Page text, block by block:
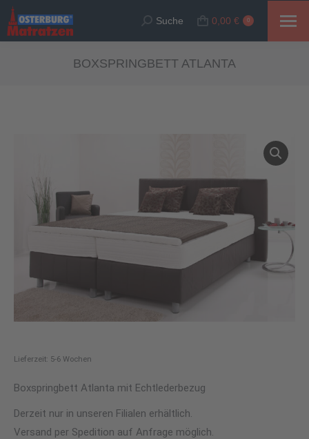
Suche:
Suche 0,00 € 0
BOXSPRINGBETT ATLANTA
Lieferzeit: 5-6 Wochen
Boxspringbett Atlanta mit Echtlederbezug
Derzeit nur in unseren Filialen erhältlich.
Versand per Spedition auf Anfrage möglich.